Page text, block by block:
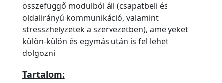
összefüggő modulból áll (csapatbeli és
oldalirányú kommunikáció, valamint
stresszhelyzetek a szervezetben), amelyeket
külön-külön és egymás után is fel lehet
dolgozni.
Tartalom: